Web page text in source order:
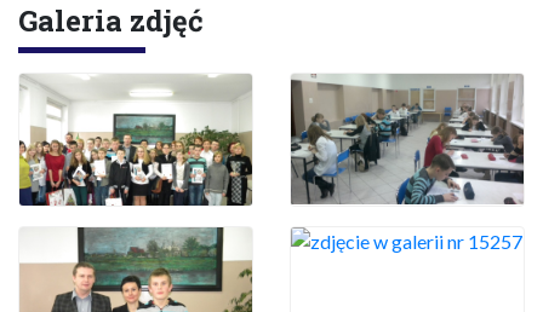
Galeria zdjęć